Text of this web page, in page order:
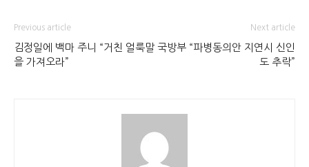
Previous article
김정일에 백마 주니 “거친 얼룩말
을 가져오라”
Next article
국방부 “파병동의안 지연시 신인
도 추락”